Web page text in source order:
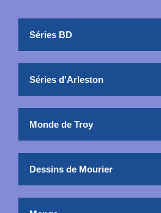
Séries BD
Séries d'Arleston
Monde de Troy
Dessins de Mourier